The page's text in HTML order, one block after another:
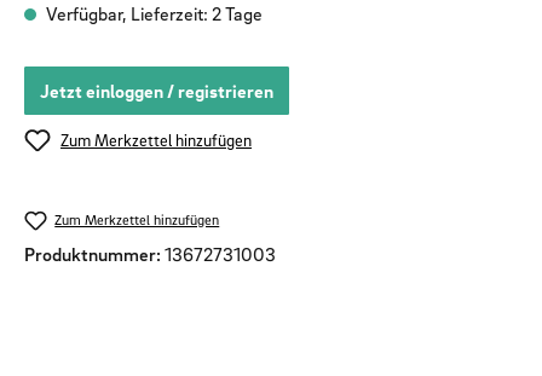
Verfügbar, Lieferzeit: 2 Tage
Jetzt einloggen / registrieren
Zum Merkzettel hinzufügen
Zum Merkzettel hinzufügen
Produktnummer: 13672731003